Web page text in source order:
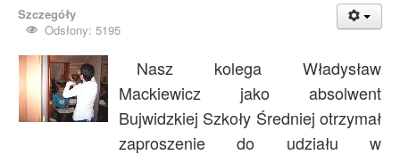
Koncerty
Piszemy
Pożegnania
Zdjęcia
Szczegóły
Odsłony: 5195
Nasz kolega Władysław
Mackiewicz jako absolwent
Bujwidzkiej Szkoły Średniej otrzymał
zaproszenie do udziału w